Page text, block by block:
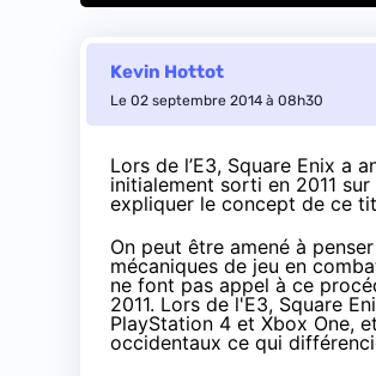
Kevin Hottot
Le 02 septembre 2014 à 08h30
Lors de l’E3, Square Enix a
initialement sorti en 2011
expliquer le concept de ce
On peut être amené à
mécaniques de jeu en
ne font pas appel à ce
2011. Lors de l'E3, Square
PlayStation 4 et Xbox One,
occidentaux ce qui